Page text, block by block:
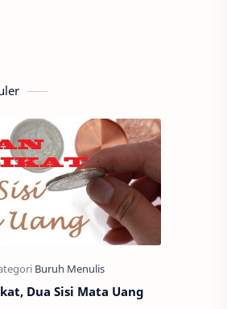
Dua Sisi Mata Uang